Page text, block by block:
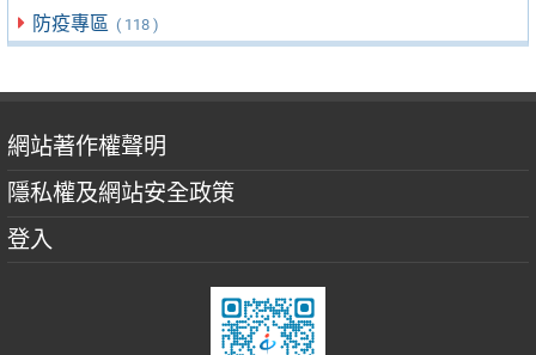
防疫專區 ( 118 )
網站著作權聲明
隱私權及網站安全政策
登入